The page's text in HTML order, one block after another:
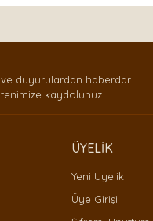
duyurulardan haberdar
kaydolunuz.
ÜYELİK
Yeni Üyelik
Üye Girişi